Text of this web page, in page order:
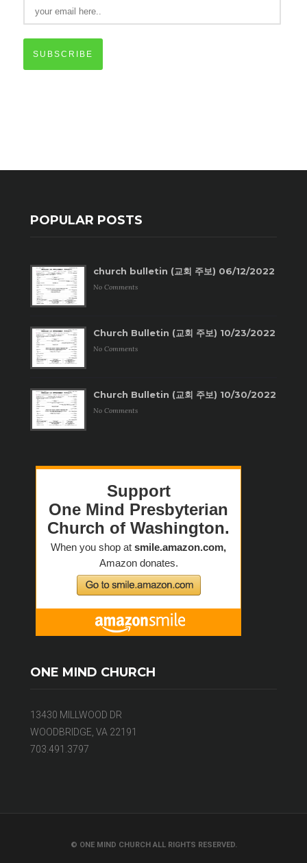
SUBSCRIBE
POPULAR POSTS
church bulletin (교회 주보) 06/12/2022
No Comments
Church Bulletin (교회 주보) 10/23/2022
No Comments
Church Bulletin (교회 주보) 10/30/2022
No Comments
ONE MIND CHURCH
13430 MILLWOOD DR
WOODBRIDGE, VA 22191
703.491.3797
© ONE MIND CHURCH ALL RIGHTS RESERVED.